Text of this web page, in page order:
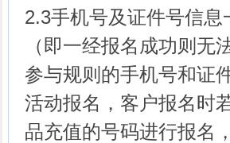
2.3手机号及证件号信
（即一经报名成功则
参与规则的手机号和证
活动报名，客户报名时
品充值的号码进行报名